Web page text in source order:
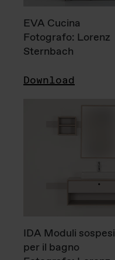
EVA Cucina
Fotografo: Lorenz
Sternbach
Download
IDA Moduli sospesi
per il bagno